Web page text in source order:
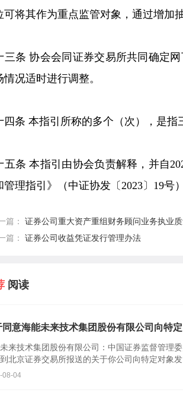
可将其作为重点监管对象，通过增加
三条 协会会同证券交易所共同确定
情况适时进行调整。
四条 本指引所称的多个（次），是指
五条 本指引由协会负责解释，并自
管理指引》（中证协发〔2023〕19号
篇： 证券公司重大资产重组财务顾问业务执业
篇： 证券公司收益凭证发行管理办法
阅读
同意海能未来技术集团股份有限公司向特
来技术集团股份有限公司：中国证券监督管理
北京证券交易所报送的关于你公司向特定对象发
审核意见及你公司注册申请文件。根据《中华人
08-04